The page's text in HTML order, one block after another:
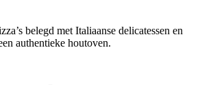
belegd met Italiaanse delicatessen en
authentieke houtoven.